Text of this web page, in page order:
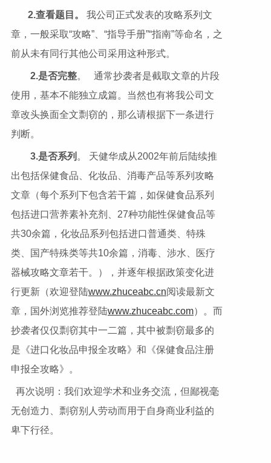
2.查看题目。 我公司正式发表的攻略系列文
章，一般采取“攻略”、“指导手册”“指南”等命名，之
前从未有同行其他公司采用这种形式。
2.是否完整。 通常抄袭者是截取文章的片段
使用，基本不能独立成篇。当然也有将我公司文
章改头换面全文剽窃的，那么请根据下一条进行
判断。
3.是否系列 。 天健华成从2002年前后陆续推
出包括保健食品、化妆品、消毒产品等系列攻略
文章（每个系列下包含若干篇，如保健食品系列
包括进口营养素补充剂、27种功能性保健食品等
共30余篇，化妆品系列包括进口普通类、特殊
类、国产特殊类等共10余篇，消毒、涉水、医疗
器械攻略文章若干。），并逐年根据政策变化进
行更新（欢迎登陆www.zhuceabc.cn阅读最新文
章，国外浏览推荐登陆www.zhuceabc.com）。而
抄袭者仅仅剽窃其中一二篇，其中被剽窃最多的
是《进口化妆品申报全攻略》和《保健食品注册
申报全攻略》。
再次说明：我们欢迎学术和业务交流，但鄙视毫
无创造力、剽窃别人劳动而用于自身商业利益的
卑下行径。